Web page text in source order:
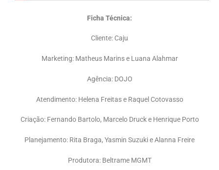
Ficha Técnica:
Cliente: Caju
Marketing: Matheus Marins e Luana Alahmar
Agência: DOJO
Atendimento: Helena Freitas e Raquel Cotovasso
Criação: Fernando Bartolo, Marcelo Druck e Henrique Porto
Planejamento: Rita Braga, Yasmin Suzuki e Alanna Freire
Produtora: Beltrame MGMT